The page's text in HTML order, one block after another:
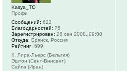
Kasya_TO
Профи
Сообщений: 622
Благодарностей: 75
Зарегистрирован: 28 сен 2008, 09:00
Откуда: Брянск, Россия
Рейтинг: 699
К. Лира-Льерс (Бельгия)
Эштон (Сент-Винсент)
Сайпа (Иран)